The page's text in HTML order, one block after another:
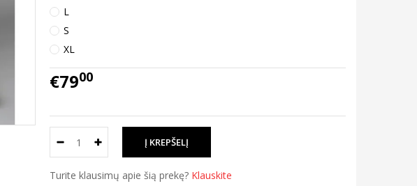
L
S
XL
€7900
Turite klausimų apie šią prekę? Klauskite